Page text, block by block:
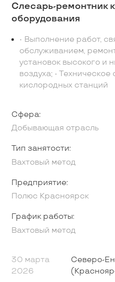
Слесарь-ремонтник
оборудования
• Выполнение работ,
обслуживанием,
установок высокого и
воздуха; •
кислородных станций
Сфера:
Добывающая отрасль
Тип занятости:
Вахтовый метод
Предприятие:
Полюс Красноярск
График работы:
Вахтовый метод
30 марта
2026
Северо-